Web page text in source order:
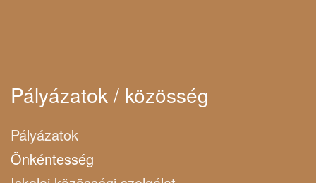
Pályázatok / közösség
Pályázatok
Önkéntesség